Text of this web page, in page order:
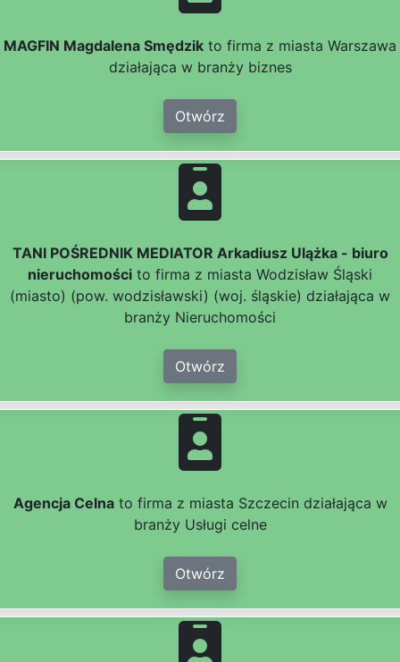
MAGFIN Magdalena Smędzik to firma z miasta Warszawa
działająca w branży biznes
Otwórz
TANI POŚREDNIK MEDIATOR Arkadiusz Ulążka - biuro
nieruchomości to firma z miasta Wodzisław Śląski
(miasto) (pow. wodzisławski) (woj. śląskie) działająca w
branży Nieruchomości
Otwórz
Agencja Celnato firma z miasta Szczecin działająca w
branży Usługi celne
Otwórz